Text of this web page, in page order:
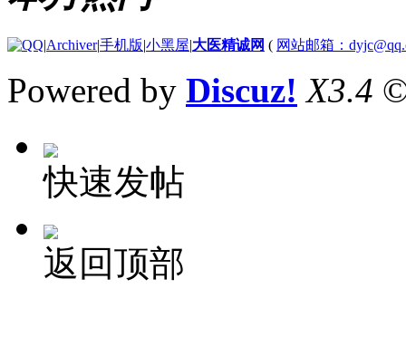
|Archiver|手机版|小黑屋|大医精诚网 ( 网站邮箱：
Powered by Discuz! X3.4
快速发帖
返回顶部